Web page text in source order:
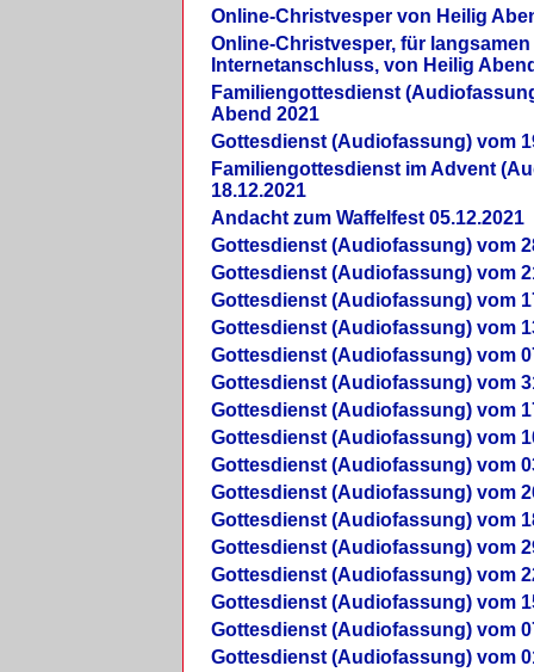
Online-Christvesper von Heilig
Online-Christvesper, für langsamen
Internetanschluss, von Heilig
Familiengottesdienst
Abend 2021
Gottesdienst (Audiofassung) vom
Familiengottesdienst im Advent
18.12.2021
Andacht zum Waffelfest 05.12.2021
Gottesdienst (Audiofassung) vom
Gottesdienst (Audiofassung) vom
Gottesdienst (Audiofassung) vom
Gottesdienst (Audiofassung) vom
Gottesdienst (Audiofassung) vom
Gottesdienst (Audiofassung) vom
Gottesdienst (Audiofassung) vom
Gottesdienst (Audiofassung) vom
Gottesdienst (Audiofassung) vom
Gottesdienst (Audiofassung) vom
Gottesdienst (Audiofassung) vom
Gottesdienst (Audiofassung) vom
Gottesdienst (Audiofassung) vom
Gottesdienst (Audiofassung) vom
Gottesdienst (Audiofassung) vom
Gottesdienst (Audiofassung) vom